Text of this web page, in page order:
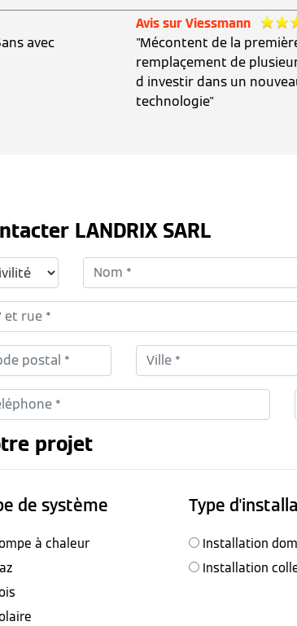
avec
Avis sur Viessmann
"Mécontent de la
remplaçement de
d investir dans un
technologie"
LANDRIX SARL
projet
de système Type
à chaleur
Installation
Installation